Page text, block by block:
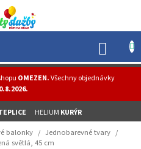
OMEZEN.Všechny objednávky
HELIUM KURÝR
balonky / Jednobarevné tvary /
světlá, 45 cm